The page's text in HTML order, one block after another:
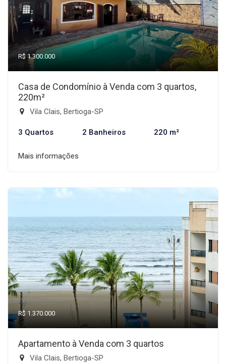
R$ 1.300.000
Casa de Condomínio à Venda com 3 quartos,
220m²
Vila Clais, Bertioga-SP
3 Quartos 2 Banheiros 220 m²
Mais informações
R$ 1.370.000
Apartamento à Venda com 3 quartos
Vila Clais, Bertioga-SP